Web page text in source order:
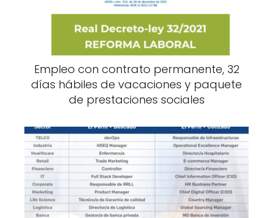
Empleo con contrato permanente, 32
días hábiles de vacaciones y paquete
de prestaciones sociales